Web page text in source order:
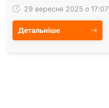
29 вересня 2025 о 17:07
Детальніше